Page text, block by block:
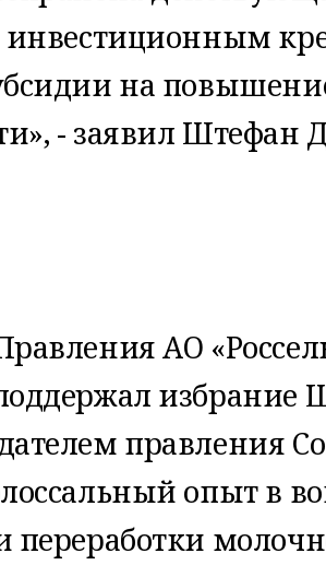
инвестиционным
на
- заявил Штефан
АО
избрание
правления
опыт в
переработки